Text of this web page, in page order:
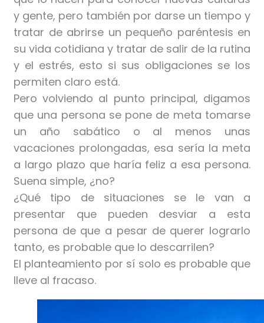
y gente, pero también por darse un tiempo y
tratar de abrirse un pequeño paréntesis en
su vida cotidiana y tratar de salir de la rutina
y el estrés, esto si sus obligaciones se los
permiten claro está.
Pero volviendo al punto principal, digamos
que una persona se pone de meta tomarse
un año sabático o al menos unas
vacaciones prolongadas, esa sería la meta
a largo plazo que haría feliz a esa persona.
Suena simple, ¿no?
¿Qué tipo de situaciones se le van a
presentar que pueden desviar a esta
persona de que a pesar de querer lograrlo
tanto, es probable que lo descarrilen?
El planteamiento por sí solo es probable que
lleve al fracaso.